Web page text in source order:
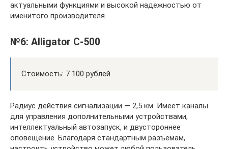
актуальными функциями и высокой надежностью от
именитого производителя.
№6: Alligator C-500
Стоимость: 7 100 рублей
Радиус действия сигнализации — 2,5 км. Имеет каналы
для управления дополнительными устройствами,
интеллектуальный автозапуск, и двустороннее
оповещение. Благодаря стандартным разъемам,